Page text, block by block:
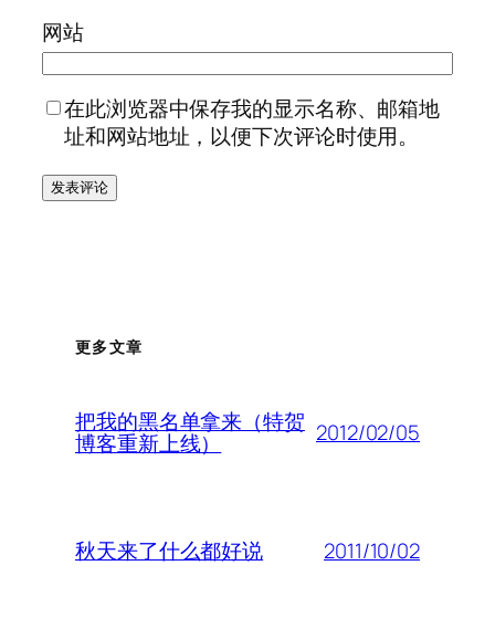
网站
在此浏览器中保存我的显示名称、邮箱地
址和网站地址，以便下次评论时使用。
更多文章
把我的黑名单拿来（特贺
博客重新上线） 2012/02/05
秋天来了什么都好说 2011/10/02